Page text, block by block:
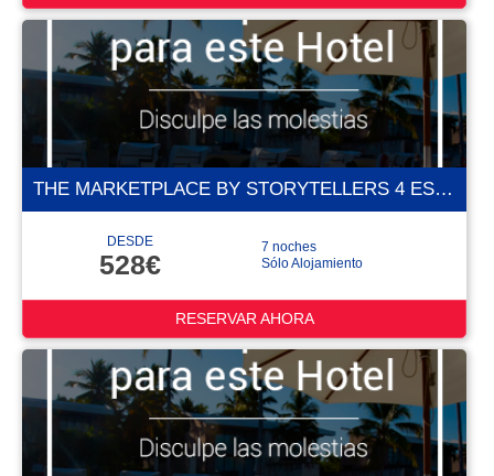
THE MARKETPLACE BY STORYTELLERS 4 ESTRELLAS
DESDE
528€
7 noches
Sólo Alojamiento
RESERVAR AHORA